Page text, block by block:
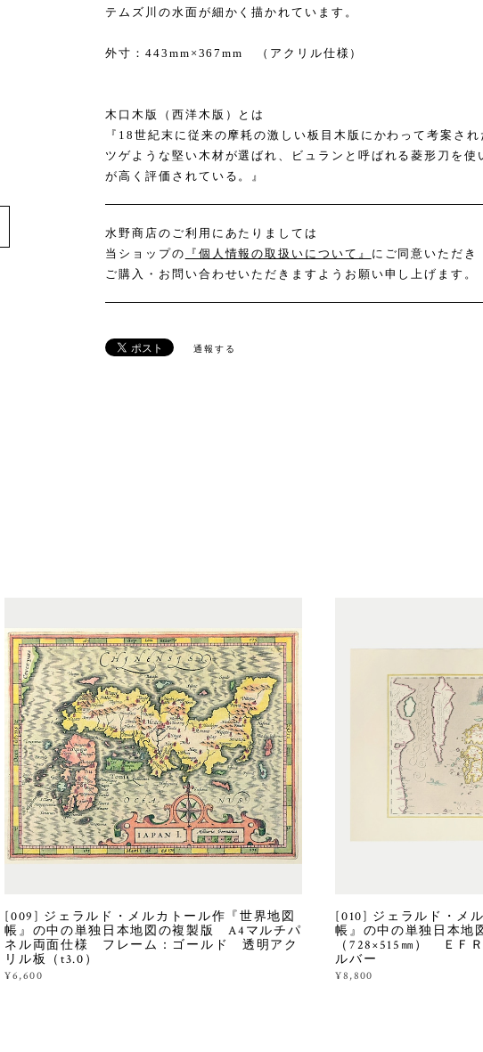
テムズ川の水面が細かく描かれています。
外寸：443mm×367mm （アクリル仕様）
木口木版（西洋木版）とは
『18世紀末に従来の摩耗の激しい板目木版にかわって考案さ
ツゲような堅い木材が選ばれ、ビュランと呼ばれる菱形刀を使
が高く評価されている。』
水野商店のご利用にあたりましては
当ショップの
『個人情報の取扱いについて』 にご同意いただき
ご購入・お問い合わせいただきますようお願い申し上げます。
通報する
[009] ジェラルド・メルカトール作『世界地図
帳』の中の単独日本地図の複製版 A4マルチパ
ネル両面仕様 フレーム：ゴールド 透明アク
リル板（t3.0）
¥6,600
[010] ジェラルド・メ
帳』の中の単独日本地
（728×515㎜） ＥＦ
ルバー
¥8,800